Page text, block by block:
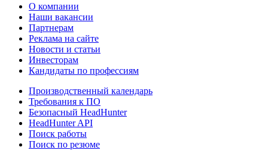
О компании
Наши вакансии
Партнерам
Реклама на сайте
Новости и статьи
Инвесторам
Кандидаты по профессиям
Производственный календарь
Требования к ПО
Безопасный HeadHunter
HeadHunter API
Поиск работы
Поиск по резюме